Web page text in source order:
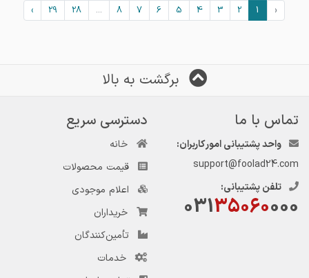
‹
1
2
3
4
5
6
7
8
...
28
29
›
برگشت به بالا
تماس با ما
واحد پشتیبانی امور کاربران:
support@foolad24.com
تلفن پشتیبانی:
03135060000
دسترسی سریع
خانه
قیمت محصولات
اعلام موجودی
خریداران
تأمین‌کنندگان
خدمات